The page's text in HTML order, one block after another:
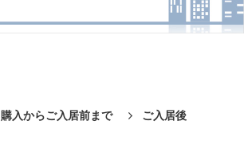
購入からご入居前まで ご入居後